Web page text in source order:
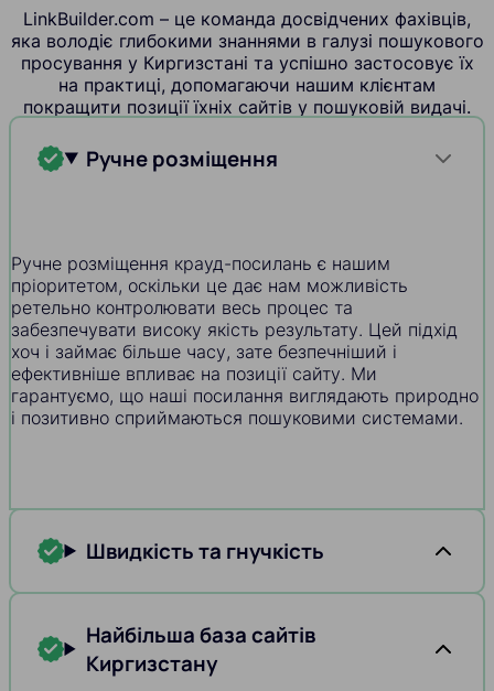
LinkBuilder.com – це команда досвідчених фахівців,
яка володіє глибокими знаннями в галузі пошукового
просування у Киргизстані та успішно застосовує їх
на практиці, допомагаючи нашим клієнтам
покращити позиції їхніх сайтів у пошуковій видачі.
Ручне розміщення
Ручне розміщення крауд-посилань є нашим
пріоритетом, оскільки це дає нам можливість
ретельно контролювати весь процес та
забезпечувати високу якість результату. Цей підхід
хоч і займає більше часу, зате безпечніший і
ефективніше впливає на позиції сайту. Ми
гарантуємо, що наші посилання виглядають природно
і позитивно сприймаються пошуковими системами.
Швидкість та гнучкість
Найбільша база сайтів
Киргизстану